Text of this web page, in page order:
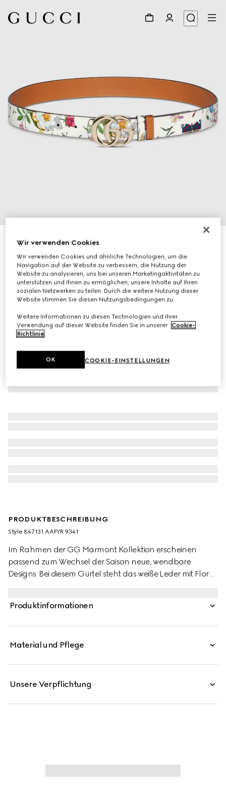
1/6
Wendbarer GG Marmont Gürtel
€ 490
Variantenbraunes und weißes Leder
PRODUKTBESCHREIBUNG
Style ‎847131 AAFYR 9341
Im Rahmen der GG Marmont Kollektion erscheinen
passend zum Wechsel der Saison neue, wendbare
Designs. Bei diesem Gürtel steht das weiße Leder mit Flora-
charakteristischen Doppel G Schnalle.
Produktinformationen
Material und Pflege
Unsere Verpflichtung
Wir verwenden Cookies
Wir verwenden Cookies und ähnliche Technologien, um die
Navigation auf der Website zu verbessern, die Nutzung der
Website zu analysieren, uns bei unseren Marketingaktivitäten zu
unterstützen und Ihnen zu ermöglichen, unsere Inhalte auf Ihren
sozialen Netzwerken zu teilen. Durch die weitere Nutzung dieser
Website stimmen Sie diesen Nutzungsbedingungen zu.
Weitere Informationen zu diesen Technologien und ihrer
Verwendung auf dieser Website finden Sie in unserer Cookie-
Richtlinie.
COOKIE-EINSTELLUNGEN
OK